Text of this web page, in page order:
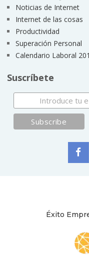
Noticias de Internet
Internet de las cosas
Productividad
Superación Personal
Calendario Laboral
Suscríbete
Éxito